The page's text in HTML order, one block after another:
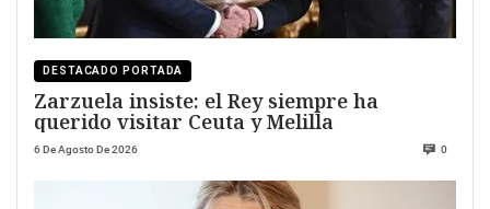
DESTACADO PORTADA
Zarzuela insiste: el Rey siempre ha
querido visitar Ceuta y Melilla
6 De Agosto De 2026 0